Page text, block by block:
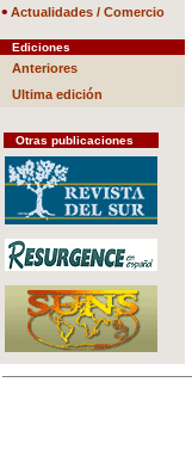
• Actualidades / Comercio
Ediciones
Anteriores
Ultima edición
Otras publicaciones